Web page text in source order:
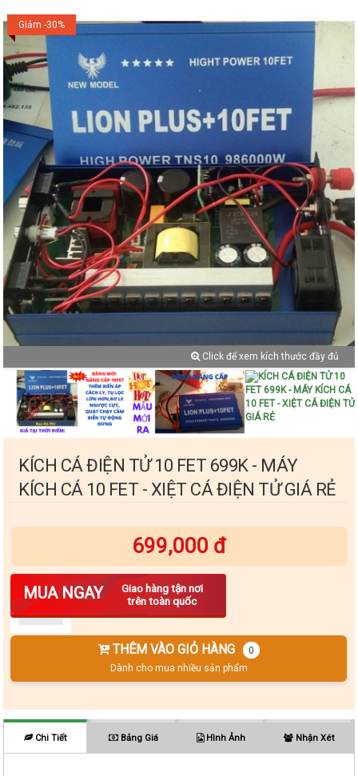
Giảm -30%
Click để xem kích thước đầy đủ
KÍCH CÁ ĐIỆN TỬ 10 FET 699K - MÁY
KÍCH CÁ 10 FET - XIỆT CÁ ĐIỆN TỬ GIÁ RẺ
699,000 đ
MUA NGAY
Giao hàng tận nơi
trên toàn quốc
Số lượng
THÊM VÀO GIỎ HÀNG
0
Dành cho mua nhiều sản phẩm
Chi Tiết Bảng Giá Hình Ảnh Nhận Xét